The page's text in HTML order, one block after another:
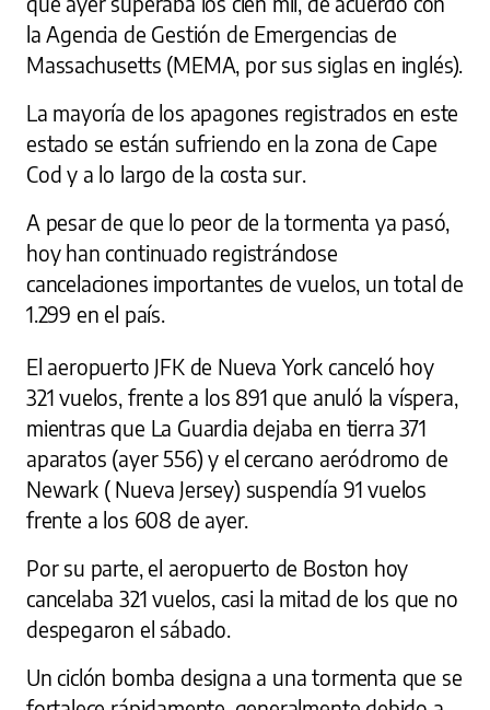
la Agencia de Gestión de Emergencias de
Massachusetts (MEMA, por sus siglas en inglés).
La mayoría de los apagones registrados en este
estado se están sufriendo en la zona de Cape
Cod y a lo largo de la costa sur.
A pesar de que lo peor de la tormenta ya pasó,
hoy han continuado registrándose
cancelaciones importantes de vuelos, un total de
1.299 en el país.
El aeropuerto JFK de Nueva York canceló hoy
321 vuelos, frente a los 891 que anuló la víspera,
mientras que La Guardia dejaba en tierra 371
aparatos (ayer 556) y el cercano aeródromo de
Newark ( Nueva Jersey) suspendía 91 vuelos
frente a los 608 de ayer.
Por su parte, el aeropuerto de Boston hoy
cancelaba 321 vuelos, casi la mitad de los que no
despegaron el sábado.
Un ciclón bomba designa a una tormenta que se